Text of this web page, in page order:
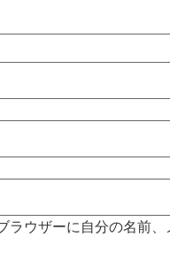
ラウザーに自分の名前